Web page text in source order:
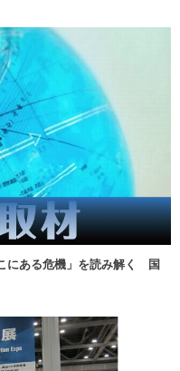
にある危機」を読み解く 国